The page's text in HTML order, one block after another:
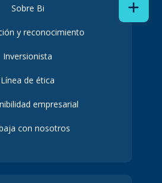
Sobre Bi
y reconocimiento
Inversionista
Línea de ética
empresarial
con nosotros